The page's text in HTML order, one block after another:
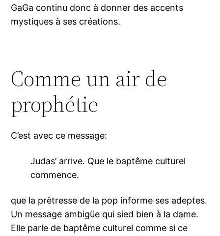
GaGa continu donc à donner des accents
mystiques à ses créations.
Comme un air de
prophétie
C’est avec ce message:
Judas’ arrive. Que le baptême culturel
commence.
que la prêtresse de la pop informe ses adeptes.
Un message ambigüe qui sied bien à la dame.
Elle parle de baptême culturel comme si ce